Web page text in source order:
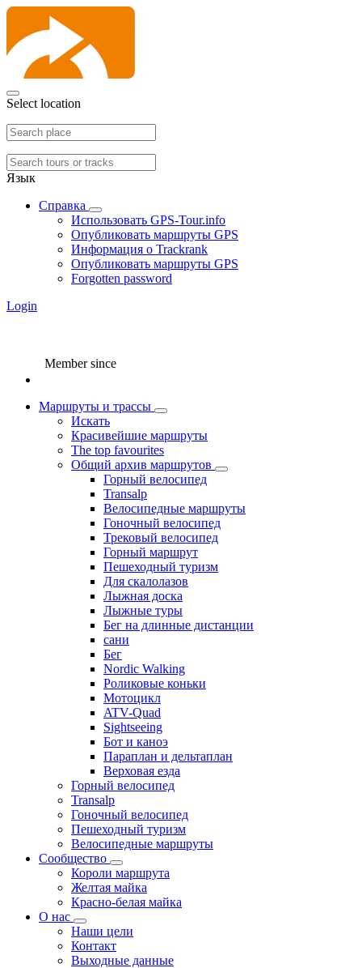
Select location
Язык
Справка
Использовать GPS-Tour.info
Опубликовать маршруты GPS
Информация о Trackrank
Опубликовать маршруты GPS
Forgotten password
Login
Member since
Маршруты и трассы
Искать
Красивейшие маршруты
The top favourites
Общий архив маршрутов
Горный велосипед
Transalp
Велосипедные маршруты
Гоночный велосипед
Трековый велосипед
Горный маршрут
Пешеходный туризм
Для скалолазов
Лыжная доска
Лыжные туры
Бег на длинные дистанции
сани
Бег
Nordic Walking
Роликовые коньки
Мотоцикл
ATV-Quad
Sightseeing
Бот и каноэ
Параплан и дельтаплан
Верховая езда
Горный велосипед
Transalp
Гоночный велосипед
Пешеходный туризм
Велосипедные маршруты
Сообщество
Короли маршрута
Желтая майка
Красно-белая майка
О нас
Наши цели
Контакт
Выходные данные